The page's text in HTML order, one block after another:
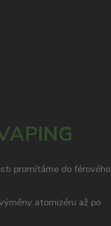
promítáme do férového
atomizéru až po